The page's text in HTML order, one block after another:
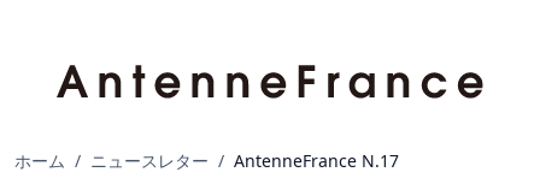
ホーム / ニュースレター / AntenneFrance N.17